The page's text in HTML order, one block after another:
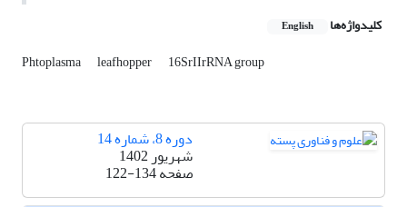
کلیدواژه‌ها English
‍Phtoplasma leafhopper 16SrIIrRNA group
دوره 8، شماره 14
شهریور 1402
صفحه122-134